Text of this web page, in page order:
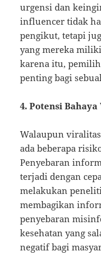
urgensi dan
influencer tidak
pengikut, tetapi
yang mereka
karena itu,
penting bagi
4. Potensi
Walaupun
ada beberapa
Penyebaran
terjadi dengan
melakukan
membagikan
penyebaran
kesehatan yang
negatif bagi